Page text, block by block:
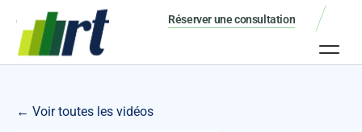
Réserver une consultation
← Voir toutes les vidéos